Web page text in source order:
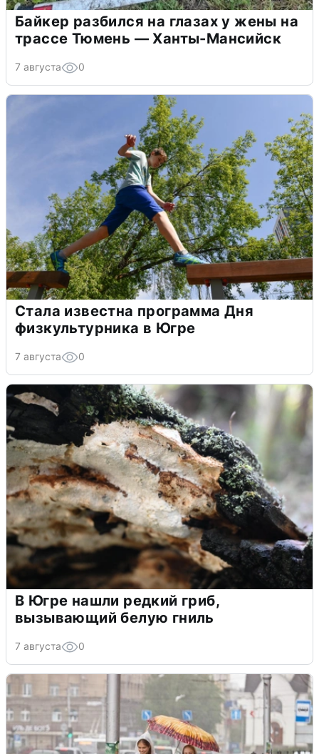
Байкер разбился на глазах у жены на
трассе Тюмень — Ханты-Мансийск
7 августа 0
Стала известна программа Дня
физкультурника в Югре
7 августа 0
В Югре нашли редкий гриб,
вызывающий белую гниль
7 августа 0